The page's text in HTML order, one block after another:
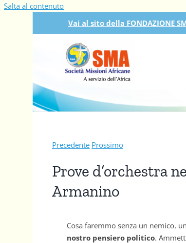
Salta al contenuto
Vai al sito della FONDAZIONE
Precedente Prossimo
Prove d’orchestra
Armanino
Cosa faremmo senza un nemico,
nostro pensiero politico.